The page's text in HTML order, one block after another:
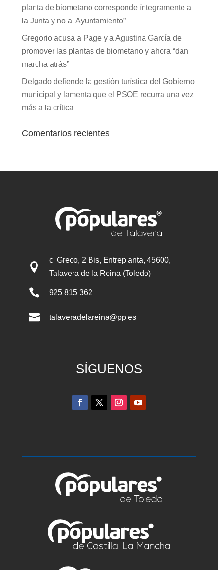
planta de biometano corresponde íntegramente a
la Junta y no al Ayuntamiento”
Gregorio acusa a Page y a Agustina García de
promover las plantas de biometano y ahora “dan
marcha atrás”
Delgado defiende la gestión turística del Gobierno
municipal y lamenta que el PSOE recurra una vez
más a la crítica
Comentarios recientes

c. Greco, 2 Bis, Entreplanta, 45600,
Talavera de la Reina (Toledo)
 925 815 362
 talaveradelareina@pp.es
SÍGUENOS